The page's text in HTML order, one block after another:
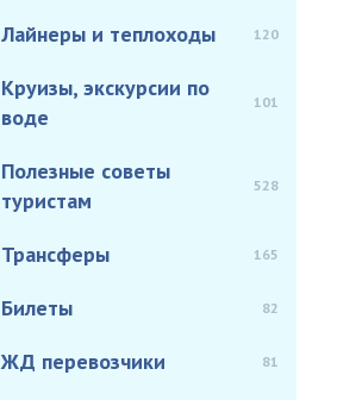
Лайнеры и теплоходы 120
Круизы, экскурсии по
воде
101
Полезные советы
туристам
528
Трансферы 165
Билеты 82
ЖД перевозчики 81